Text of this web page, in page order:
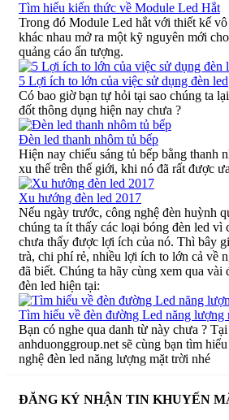
Tìm hiểu kiến thức về Module Led Hắt
Trong đó Module Led hắt với thiết kế
khác nhau mở ra một kỹ nguyên mới
quảng cáo ấn tượng.
5 Lợi ích to lớn của việc sử dụng đèn led
Có bao giờ bạn tự hỏi tại sao chúng ta
đốt thông dụng hiện nay chưa ?
Đèn led thanh nhôm tủ bếp
Hiện nay chiếu sáng tủ bếp bằng thanh
xu thế trên thế giới, khi nó đã rất được
Xu hướng đèn led 2017
Nếu ngày trước, công nghệ đèn huỳnh
chúng ta ít thấy các loại bóng đèn led
chưa thấy được lợi ích của nó. Thì bây
trà, chi phí rẻ, nhiều lợi ích to lớn cả về
đã biết. Chúng ta hãy cùng xem qua vài
đèn led hiện tại:
Tìm hiểu về đèn đường Led năng lượng
Bạn có nghe qua danh từ này chưa ?
anhduonggroup.net sẽ cùng bạn tìm
nghệ đèn led năng lượng mặt trời nhé
ĐĂNG KÝ NHẬN TIN KHUYẾN